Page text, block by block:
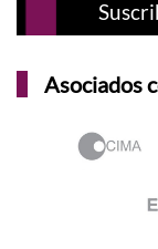
Asociados